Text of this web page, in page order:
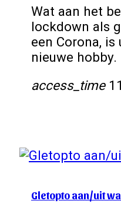
Wat aan het
lockdown als
een Corona,
nieuwe
access_time
Gletopto aan/uit